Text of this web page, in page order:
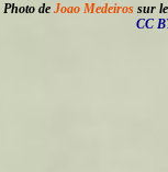
Photo de Joao Medeiros sur
CC